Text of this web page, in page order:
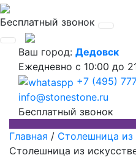
Бесплатный звонок
Ваш город: Дедовск
Ежедневно с 10:00 до
+7 (495)
info@stonestone.ru
Бесплатный звонок
Главная / Столешница из
Столешница из